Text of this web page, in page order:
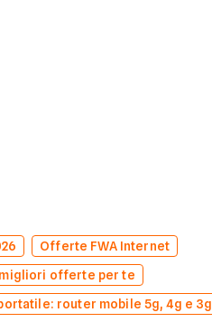
Offerte FWA Internet
offerte per te
router mobile 5g, 4g e 3g